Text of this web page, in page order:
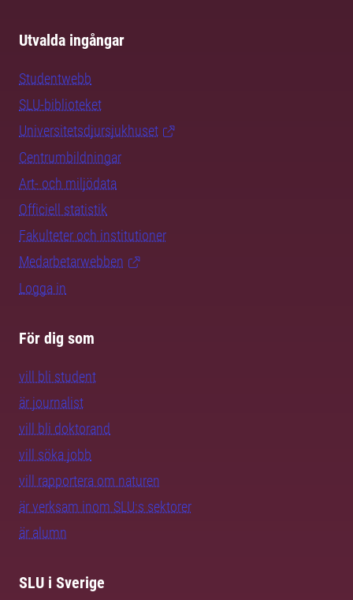
Utvalda ingångar
Studentwebb
SLU-biblioteket
Universitetsdjursjukhuset
Centrumbildningar
Art- och miljödata
Officiell statistik
Fakulteter och institutioner
Medarbetarwebben
Logga in
För dig som
vill bli student
är journalist
vill bli doktorand
vill söka jobb
vill rapportera om naturen
är verksam inom SLU:s sektorer
är alumn
SLU i Sverige